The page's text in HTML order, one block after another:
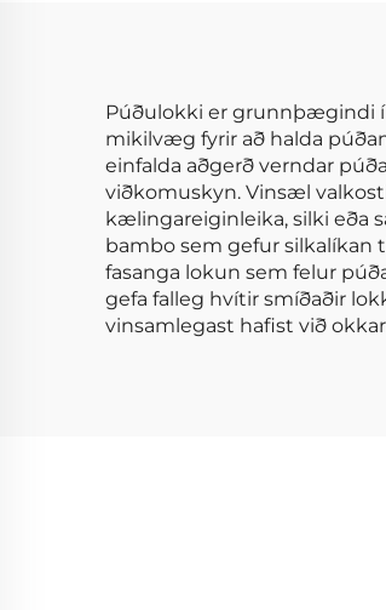
Púðulokki er grunnþægindi í
mikilvæg fyrir að halda
einfalda aðgerð verndar
viðkomuskyn. Vinsæl
kælingareiginleika, silki eða
bambo sem gefur
fasanga lokun sem felur
gefa falleg hvítir smíðaðir
vinsamlegast hafist við